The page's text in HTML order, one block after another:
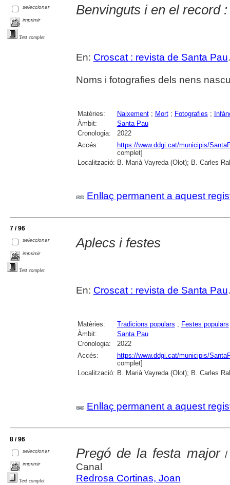
seleccionar
imprimir
Text complet
Benvinguts i en el record
En: Croscat : revista de Santa Pau
Noms i fotografies dels nens
Matèries: Naixement; Mort; Fotografies ;
Àmbit:
Santa Pau
Cronologia:
2022
Accés:
https://www.ddgi.cat/municipis/
complet]
Localització: B. Marià Vayreda (Olot); B. Carles
Enllaç permanent a aquest
7 / 96
seleccionar
imprimir
Text complet
Aplecs i festes
En: Croscat : revista de Santa Pau
Matèries: Tradicions populars ; Festes populars
Àmbit:
Santa Pau
Cronologia:
2022
Accés:
https://www.ddgi.cat/municipis/
complet]
Localització: B. Marià Vayreda (Olot); B. Carles
Enllaç permanent a aquest
8 / 96
seleccionar
imprimir
Text complet
Pregó de la festa major/
Canal
Redrosa Cortinas, Joan